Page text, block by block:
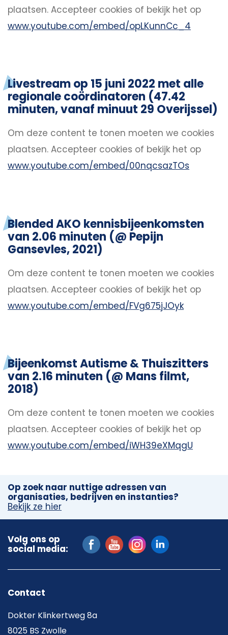
plaatsen. Accepteer cookies of bekijk het op
www.youtube.com/embed/opLKunnCc_4
Livestream op 15 juni 2022 met alle
regionale coördinatoren (47.42
minuten, vanaf minuut 29 Overijssel)
Om deze content te tonen moeten we cookies
plaatsen. Accepteer cookies of bekijk het op
www.youtube.com/embed/00nqcsazTOs
Blended AKO kennisbijeenkomsten
van 2.06 minuten (@ Pepijn
Gansevles, 2021)
Om deze content te tonen moeten we cookies
plaatsen. Accepteer cookies of bekijk het op
www.youtube.com/embed/FVg675jJOyk
Bijeenkomst Autisme & Thuiszitters
van 2.16 minuten (@ Mans filmt,
2018)
Om deze content te tonen moeten we cookies
plaatsen. Accepteer cookies of bekijk het op
www.youtube.com/embed/iWH39eXMqgU
Op zoek naar nuttige adressen van
organisaties, bedrijven en instanties?
Bekijk ze hier
Volg ons op
social media:
Contact
Dokter Klinkertweg 8a
8025 BS Zwolle